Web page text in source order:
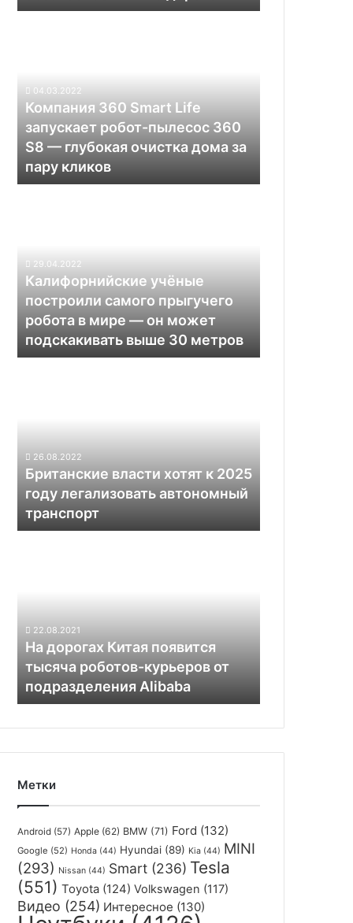
робот-
360
S8 —
глубокая
очистка
04.03.2022
Компания 360 Smart Life
запускает робот-пылесос 360
S8 — глубокая очистка дома за
пару кликов
робота
мире —
он
может
подскакивать
29.04.2022
Калифорнийские учёные
построили самого прыгучего
робота в мире — он может
подскакивать выше 30 метров
легализовать
автономный
транспорт
26.08.2022
Британские власти хотят к 2025
году легализовать автономный
транспорт
курьеров
от
подразделения
Alibaba
22.08.2021
На дорогах Китая появится
тысяча роботов-курьеров от
подразделения Alibaba
Метки
Android (57) Apple (62) BMW (71) Ford (132)
Google (52) Honda (44) Hyundai (89) Kia (44) MINI
(293) Nissan (44) Smart (236) Tesla
(551) Toyota (124) Volkswagen (117)
Видео (254) Интересное (130)